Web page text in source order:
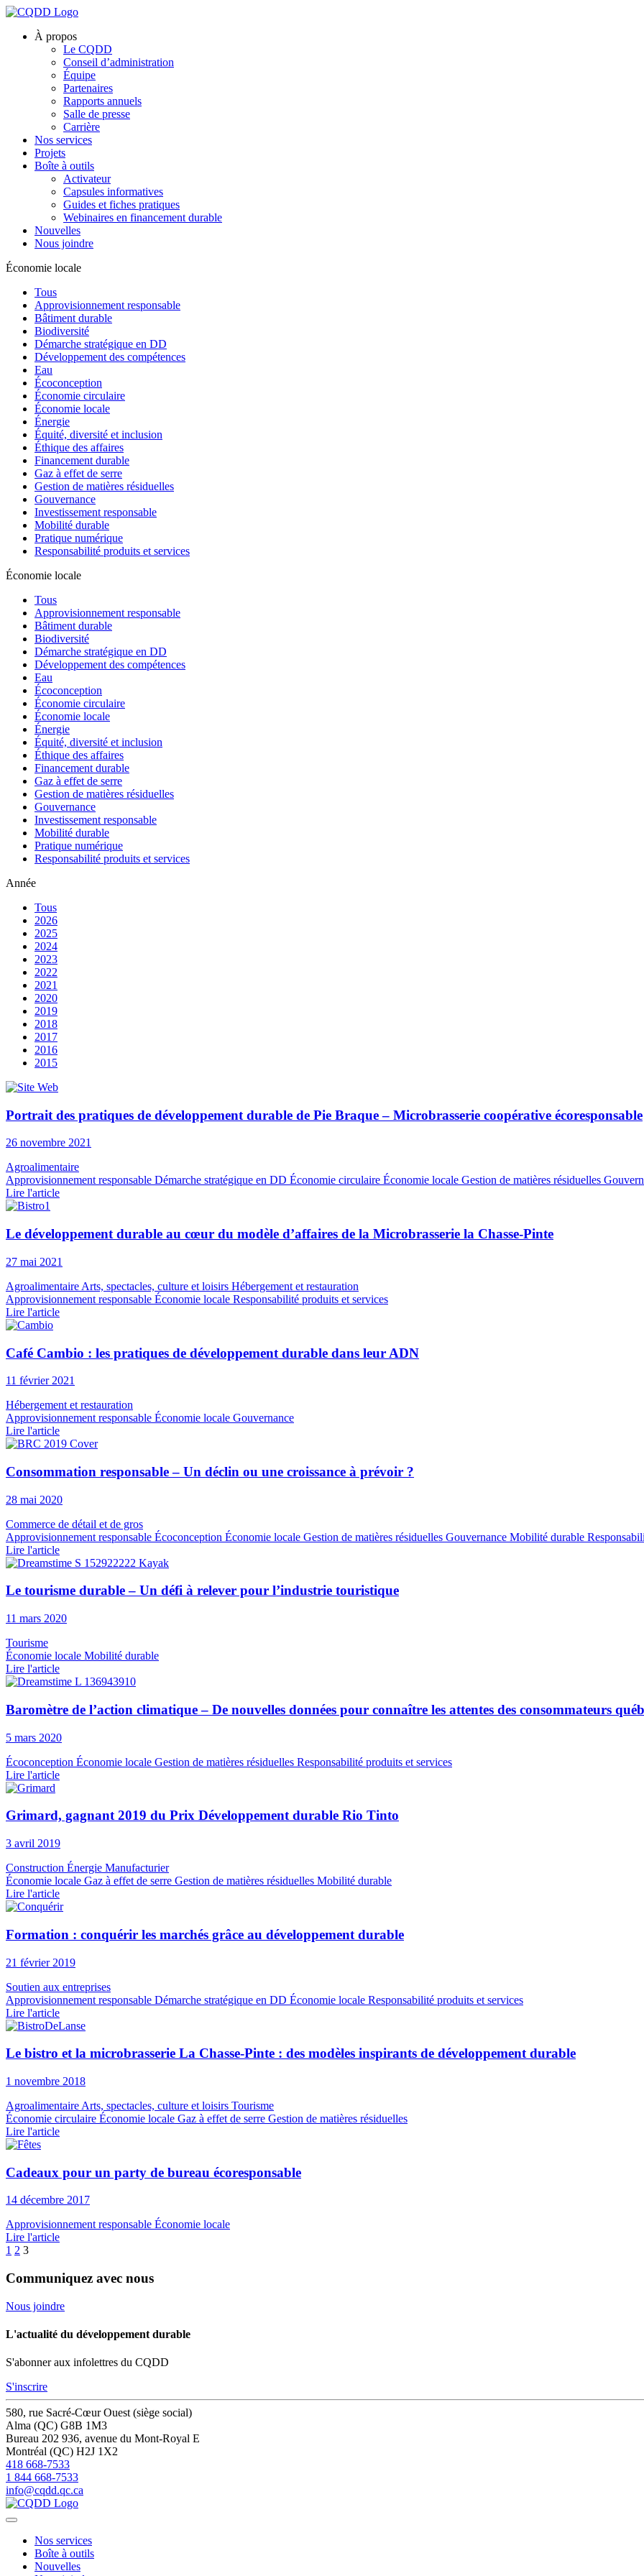
À propos
Le CQDD
Conseil d’administration
Équipe
Partenaires
Rapports annuels
Salle de presse
Carrière
Nos services
Projets
Boîte à outils
Activateur
Capsules informatives
Guides et fiches pratiques
Webinaires en financement durable
Nouvelles
Nous joindre
Économie locale
Tous
Approvisionnement responsable
Bâtiment durable
Biodiversité
Démarche stratégique en DD
Développement des compétences
Eau
Écoconception
Économie circulaire
Économie locale
Énergie
Équité, diversité et inclusion
Éthique des affaires
Financement durable
Gaz à effet de serre
Gestion de matières résiduelles
Gouvernance
Investissement responsable
Mobilité durable
Pratique numérique
Responsabilité produits et services
Économie locale
Tous
Approvisionnement responsable
Bâtiment durable
Biodiversité
Démarche stratégique en DD
Développement des compétences
Eau
Écoconception
Économie circulaire
Économie locale
Énergie
Équité, diversité et inclusion
Éthique des affaires
Financement durable
Gaz à effet de serre
Gestion de matières résiduelles
Gouvernance
Investissement responsable
Mobilité durable
Pratique numérique
Responsabilité produits et services
Année
Tous
2026
2025
2024
2023
2022
2021
2020
2019
2018
2017
2016
2015
Portrait des pratiques de développement durable de Pie Braque – Microbrasserie coopérative écoresponsable
26 novembre 2021
Agroalimentaire
Approvisionnement responsable Démarche stratégique en DD Économie circulaire Économie locale Gestion de matières résiduelles
Lire l'article
Le développement durable au cœur du modèle d’affaires de la Microbrasserie la Chasse-Pinte
27 mai 2021
Agroalimentaire Arts, spectacles, culture et loisirs Hébergement et restauration
Approvisionnement responsable Économie locale Responsabilité produits et services
Lire l'article
Café Cambio : les pratiques de développement durable dans leur ADN
11 février 2021
Hébergement et restauration
Approvisionnement responsable Économie locale Gouvernance
Lire l'article
Consommation responsable – Un déclin ou une croissance à prévoir ?
28 mai 2020
Commerce de détail et de gros
Approvisionnement responsable Écoconception Économie locale Gestion de matières résiduelles Gouvernance Mobilité durable
Lire l'article
Le tourisme durable – Un défi à relever pour l’industrie touristique
11 mars 2020
Tourisme
Économie locale Mobilité durable
Lire l'article
Baromètre de l’action climatique – De nouvelles données pour connaître les attentes des consommateurs
5 mars 2020
Écoconception Économie locale Gestion de matières résiduelles Responsabilité produits et services
Lire l'article
Grimard, gagnant 2019 du Prix Développement durable Rio Tinto
3 avril 2019
Construction Énergie Manufacturier
Économie locale Gaz à effet de serre Gestion de matières résiduelles Mobilité durable
Lire l'article
Formation : conquérir les marchés grâce au développement durable
21 février 2019
Soutien aux entreprises
Approvisionnement responsable Démarche stratégique en DD Économie locale Responsabilité produits et services
Lire l'article
Le bistro et la microbrasserie La Chasse-Pinte : des modèles inspirants de développement durable
1 novembre 2018
Agroalimentaire Arts, spectacles, culture et loisirs Tourisme
Économie circulaire Économie locale Gaz à effet de serre Gestion de matières résiduelles
Lire l'article
Cadeaux pour un party de bureau écoresponsable
14 décembre 2017
Approvisionnement responsable Économie locale
Lire l'article
1 2 3
Communiquez avec nous
Nous joindre
L'actualité du développement durable
S'abonner aux infolettres du CQDD
S'inscrire
580, rue Sacré-Cœur Ouest (siège social)
Alma (QC) G8B 1M3
Bureau 202 936, avenue du Mont-Royal E
Montréal (QC) H2J 1X2
418 668-7533
1 844 668-7533
info@cqdd.qc.ca
Nos services
Boîte à outils
Nouvelles